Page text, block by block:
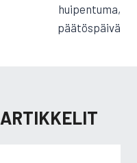
huipentuma,
päätöspäivä